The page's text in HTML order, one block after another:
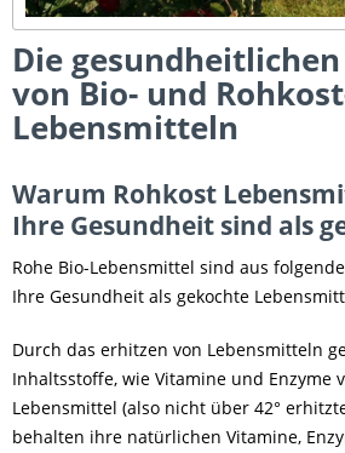
Die
von Bio- und
Lebensmitteln
Warum Rohkost
Ihre Gesundheit sind als
Rohe Bio-Lebensmittel sind aus
Ihre Gesundheit als gekochte
Durch das erhitzen von Lebensmitteln
Inhaltsstoffe, wie Vitamine und Enzyme
Lebensmittel (also nicht über 42°
behalten ihre natürlichen Vitamine,